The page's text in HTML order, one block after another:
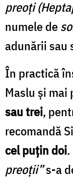
preoţi
numele de
adunării sau
În practică
Maslu şi mai
sau trei,
recomandă
cel puţin doi
preoții”s-a